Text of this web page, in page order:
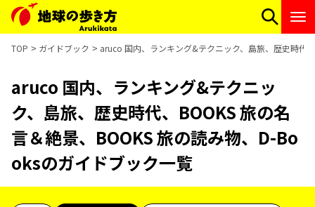
TOP ガイドブック aruco 国内、ランキング&テクニック、島旅、歴史時代
aruco 国内、ランキング&テクニッ
ク、島旅、歴史時代、BOOKS 旅の名
言＆絶景、BOOKS 旅の読み物、D-Bo
oksのガイドブック一覧